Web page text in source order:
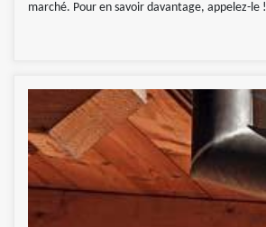
marché. Pour en savoir davantage, appelez-le !